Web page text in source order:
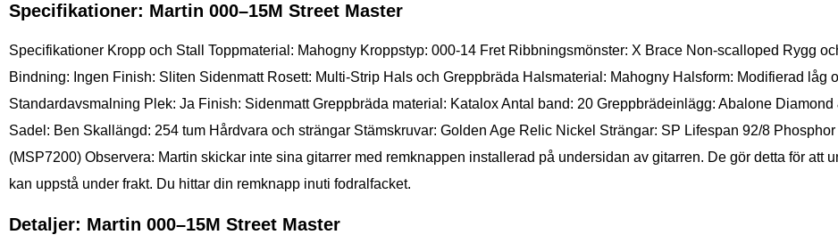
Specifikationer: Martin 000–15M Street Master
Specifikationer Kropp och Stall Toppmaterial: Mahogny Kroppstyp: 000-14 Fret Ribbningsmönster: X Brace Non-scalloped Rygg
Bindning: Ingen Finish: Sliten Sidenmatt Rosett: Multi-Strip Hals och Greppbräda Halsmaterial: Mahogny Halsform: Modifierad låg
Standardavsmalning Plek: Ja Finish: Sidenmatt Greppbräda material: Katalox Antal band: 20 Greppbrädeinlägg: Abalone Diamond
Sadel: Ben Skallängd: 254 tum Hårdvara och strängar Stämskruvar: Golden Age Relic Nickel Strängar: SP Lifespan 92/8
(MSP7200) Observera: Martin skickar inte sina gitarrer med remknappen installerad på undersidan av gitarren. De gör detta för att
kan uppstå under frakt. Du hittar din remknapp inuti fodralfacket.
Detaljer: Martin 000–15M Street Master